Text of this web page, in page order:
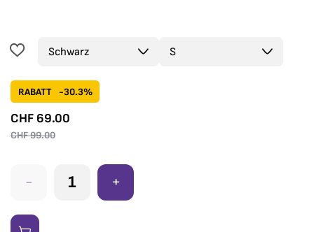
RABATT -30.3%
CHF 69.00
CHF99.00
- +